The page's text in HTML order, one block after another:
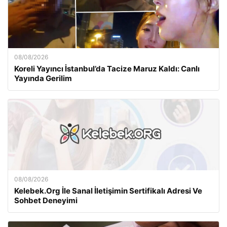
08/08/2026
Koreli Yayıncı İstanbul’da Tacize Maruz Kaldı: Canlı
Yayında Gerilim
08/08/2026
Kelebek.Org İle Sanal İletişimin Sertifikalı Adresi Ve
Sohbet Deneyimi